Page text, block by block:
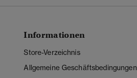
Informationen
Store-Verzeichnis
Allgemeine Geschäftsbedingungen